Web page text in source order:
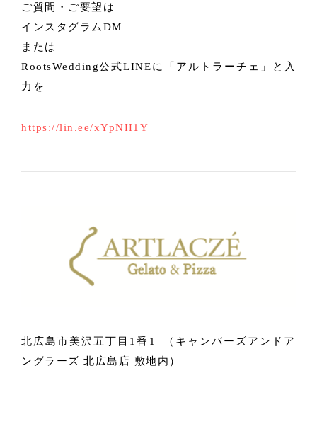
ご質問・ご要望は
インスタグラムDM
または
RootsWedding公式LINEに「アルトラーチェ」と入
力を
https://lin.ee/xYpNH1Y
北広島市美沢五丁目1番1 （キャンバーズアンドア
ングラーズ 北広島店 敷地内）